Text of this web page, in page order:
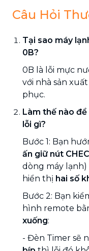
Câu Hỏi
Tại sao máy
0B?
0B là lỗi mực
với nhà sản
phục.
Làm thế nào
lỗi gì?
Bước 1: Bạn
ấn giữ nút
dòng máy
hiển thị hai số
Bước 2: Bạn
hình remote
xuống:
- Đèn Timer sẽ